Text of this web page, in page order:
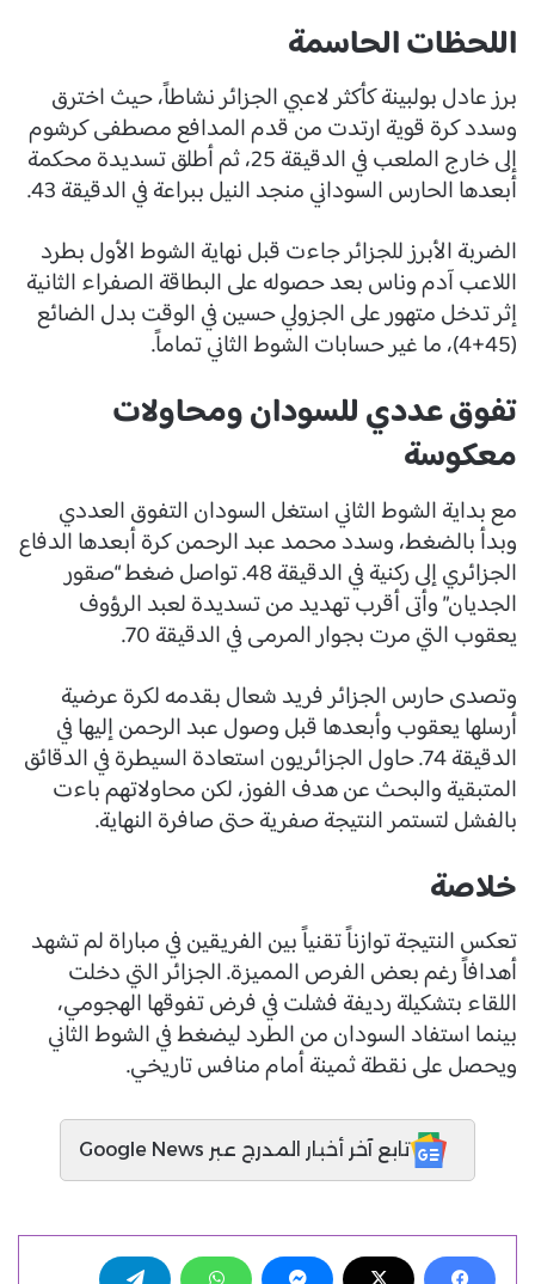
اللحظات الحاسمة
برز عادل بولبينة كأكثر لاعبي الجزائر نشاطاً، حيث اخترق
وسدد كرة قوية ارتدت من قدم المدافع مصطفى كرشوم
إلى خارج الملعب في الدقيقة 25، ثم أطلق تسديدة محكمة
أبعدها الحارس السوداني منجد النيل ببراعة في الدقيقة 43.
الضربة الأبرز للجزائر جاءت قبل نهاية الشوط الأول بطرد
اللاعب آدم وناس بعد حصوله على البطاقة الصفراء الثانية
إثر تدخل متهور على الجزولي حسين في الوقت بدل الضائع
(45+4)، ما غير حسابات الشوط الثاني تماماً.
تفوق عددي للسودان ومحاولات
معكوسة
مع بداية الشوط الثاني استغل السودان التفوق العددي
وبدأ بالضغط، وسدد محمد عبد الرحمن كرة أبعدها الدفاع
الجزائري إلى ركنية في الدقيقة 48. تواصل ضغط “صقور
الجديان” وأتى أقرب تهديد من تسديدة لعبد الرؤوف
يعقوب التي مرت بجوار المرمى في الدقيقة 70.
وتصدى حارس الجزائر فريد شعال بقدمه لكرة عرضية
أرسلها يعقوب وأبعدها قبل وصول عبد الرحمن إليها في
الدقيقة 74. حاول الجزائريون استعادة السيطرة في الدقائق
المتبقية والبحث عن هدف الفوز، لكن محاولاتهم باءت
بالفشل لتستمر النتيجة صفرية حتى صافرة النهاية.
خلاصة
تعكس النتيجة توازناً تقنياً بين الفريقين في مباراة لم تشهد
أهدافاً رغم بعض الفرص المميزة. الجزائر التي دخلت
اللقاء بتشكيلة رديفة فشلت في فرض تفوقها الهجومي،
بينما استفاد السودان من الطرد ليضغط في الشوط الثاني
ويحصل على نقطة ثمينة أمام منافس تاريخي.
تابع آخر أخبار المدرج عبر Google News